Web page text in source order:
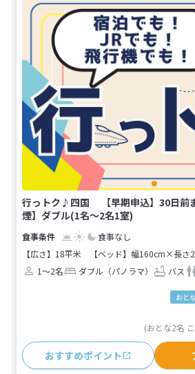
行っトク♪四国 【早期申込】30日前
煙】ダブル(1名～2名1室)
食事なし
【広さ】18平米
【ベッド】幅160cm×長さ
1～2名
ダブル（パノラマ） バス
おと
(おとな2名
おすすめポイント